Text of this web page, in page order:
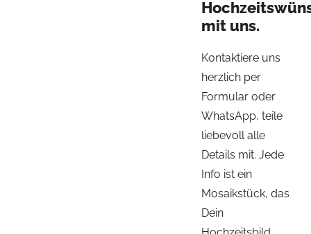
mit uns.
Kontaktiere uns
herzlich per
Formular oder
WhatsApp, teile
liebevoll alle
Details mit. Jede
Info ist ein
Mosaikstück, das
Dein